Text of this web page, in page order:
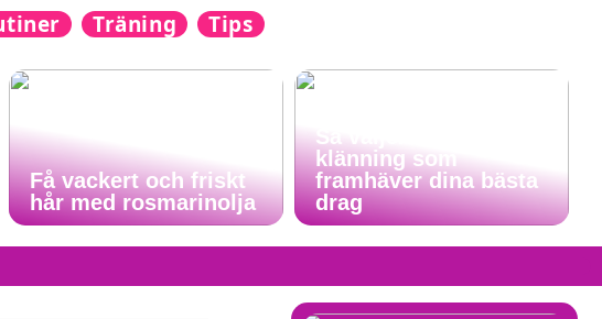
Träning Tips
Få vackert och friskt
hår med rosmarinolja
Så väljer du en
klänning som
framhäver dina bästa
drag